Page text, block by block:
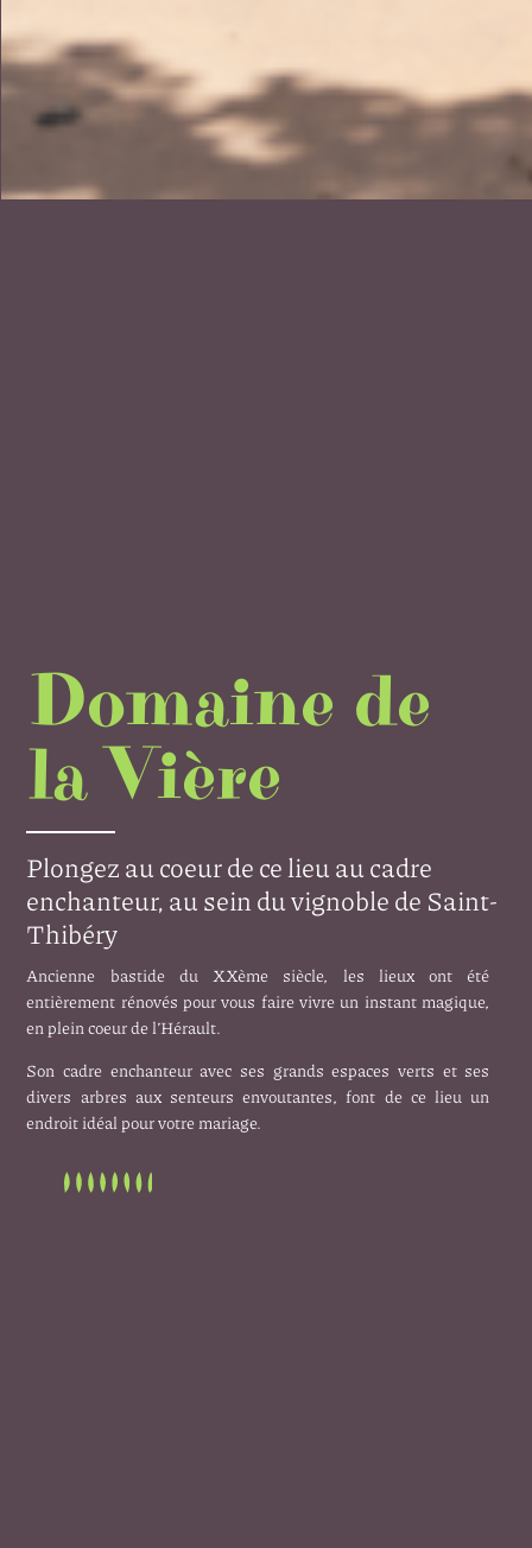
Domaine de
la Vière
Plongez au coeur de ce lieu au cadre
enchanteur, au sein du vignoble de Saint-
Thibéry
Ancienne bastide du XXème siècle, les lieux ont été
entièrement rénovés pour vous faire vivre un instant magique,
en plein coeur de l’Hérault.
Son cadre enchanteur avec ses grands espaces verts et ses
divers arbres aux senteurs envoutantes, font de ce lieu un
endroit idéal pour votre mariage.